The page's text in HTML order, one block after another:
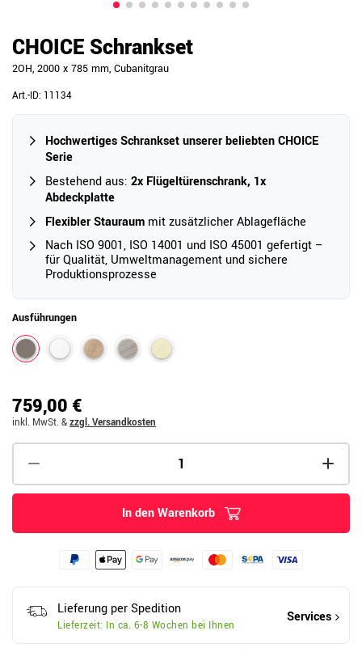
CHOICE Schrankset
2OH, 2000 x 785 mm, Cubanitgrau
Art.-ID: 11134
Hochwertiges Schrankset unserer beliebten CHOICE
Serie
Bestehend aus: 2x Flügeltürenschrank, 1x
Abdeckplatte
Flexibler Stauraum mit zusätzlicher Ablagefläche
Nach ISO 9001, ISO 14001 und ISO 45001 gefertigt –
für Qualität, Umweltmanagement und sichere
Produktionsprozesse
Ausführungen
759,00 €
inkl. MwSt. &zzgl. Versandkosten
In den Warenkorb
Lieferung per Spedition
Lieferzeit: In ca. 6-8 Wochen bei Ihnen
Services